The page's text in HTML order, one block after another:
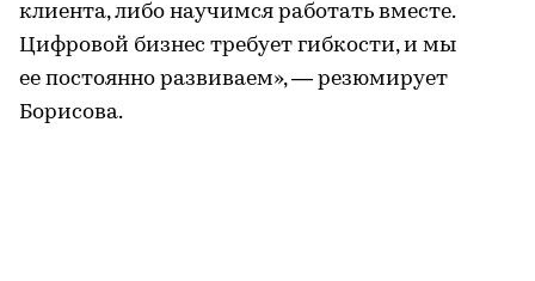
клиента, либо научимся работать вместе.
Цифровой бизнес требует гибкости, и мы
ее постоянно развиваем», — резюмирует
Борисова.